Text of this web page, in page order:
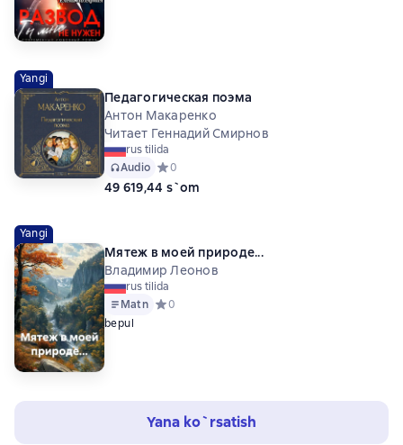
Yangi
Педагогическая поэма
Антон Макаренко
Читает Геннадий Смирнов
rus tilida
Audio Средний рейтинг 0 на основе 0 оценок
0
49 619,44 s`om
Yangi
Мятеж в моей природе...
Владимир Леонов
rus tilida
Matn Средний рейтинг 0 на основе 0 оценок
0
bepul
Yana ko`rsatish